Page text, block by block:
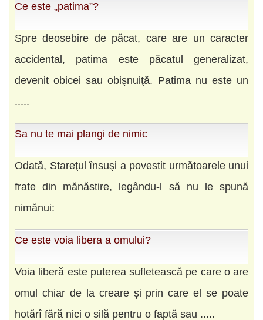
Ce este „patima”?
Spre deosebire de păcat, care are un caracter
accidental, patima este păcatul generalizat,
devenit obicei sau obişnuiţă. Patima nu este un
.....
Sa nu te mai plangi de nimic
Odată, Stareţul însuşi a povestit următoarele unui
frate din mănăstire, legându-l să nu le spună
nimănui:
Ce este voia libera a omului?
Voia liberă este puterea sufletească pe care o are
omul chiar de la creare şi prin care el se poate
hotărî fără nici o silă pentru o faptă sau .....